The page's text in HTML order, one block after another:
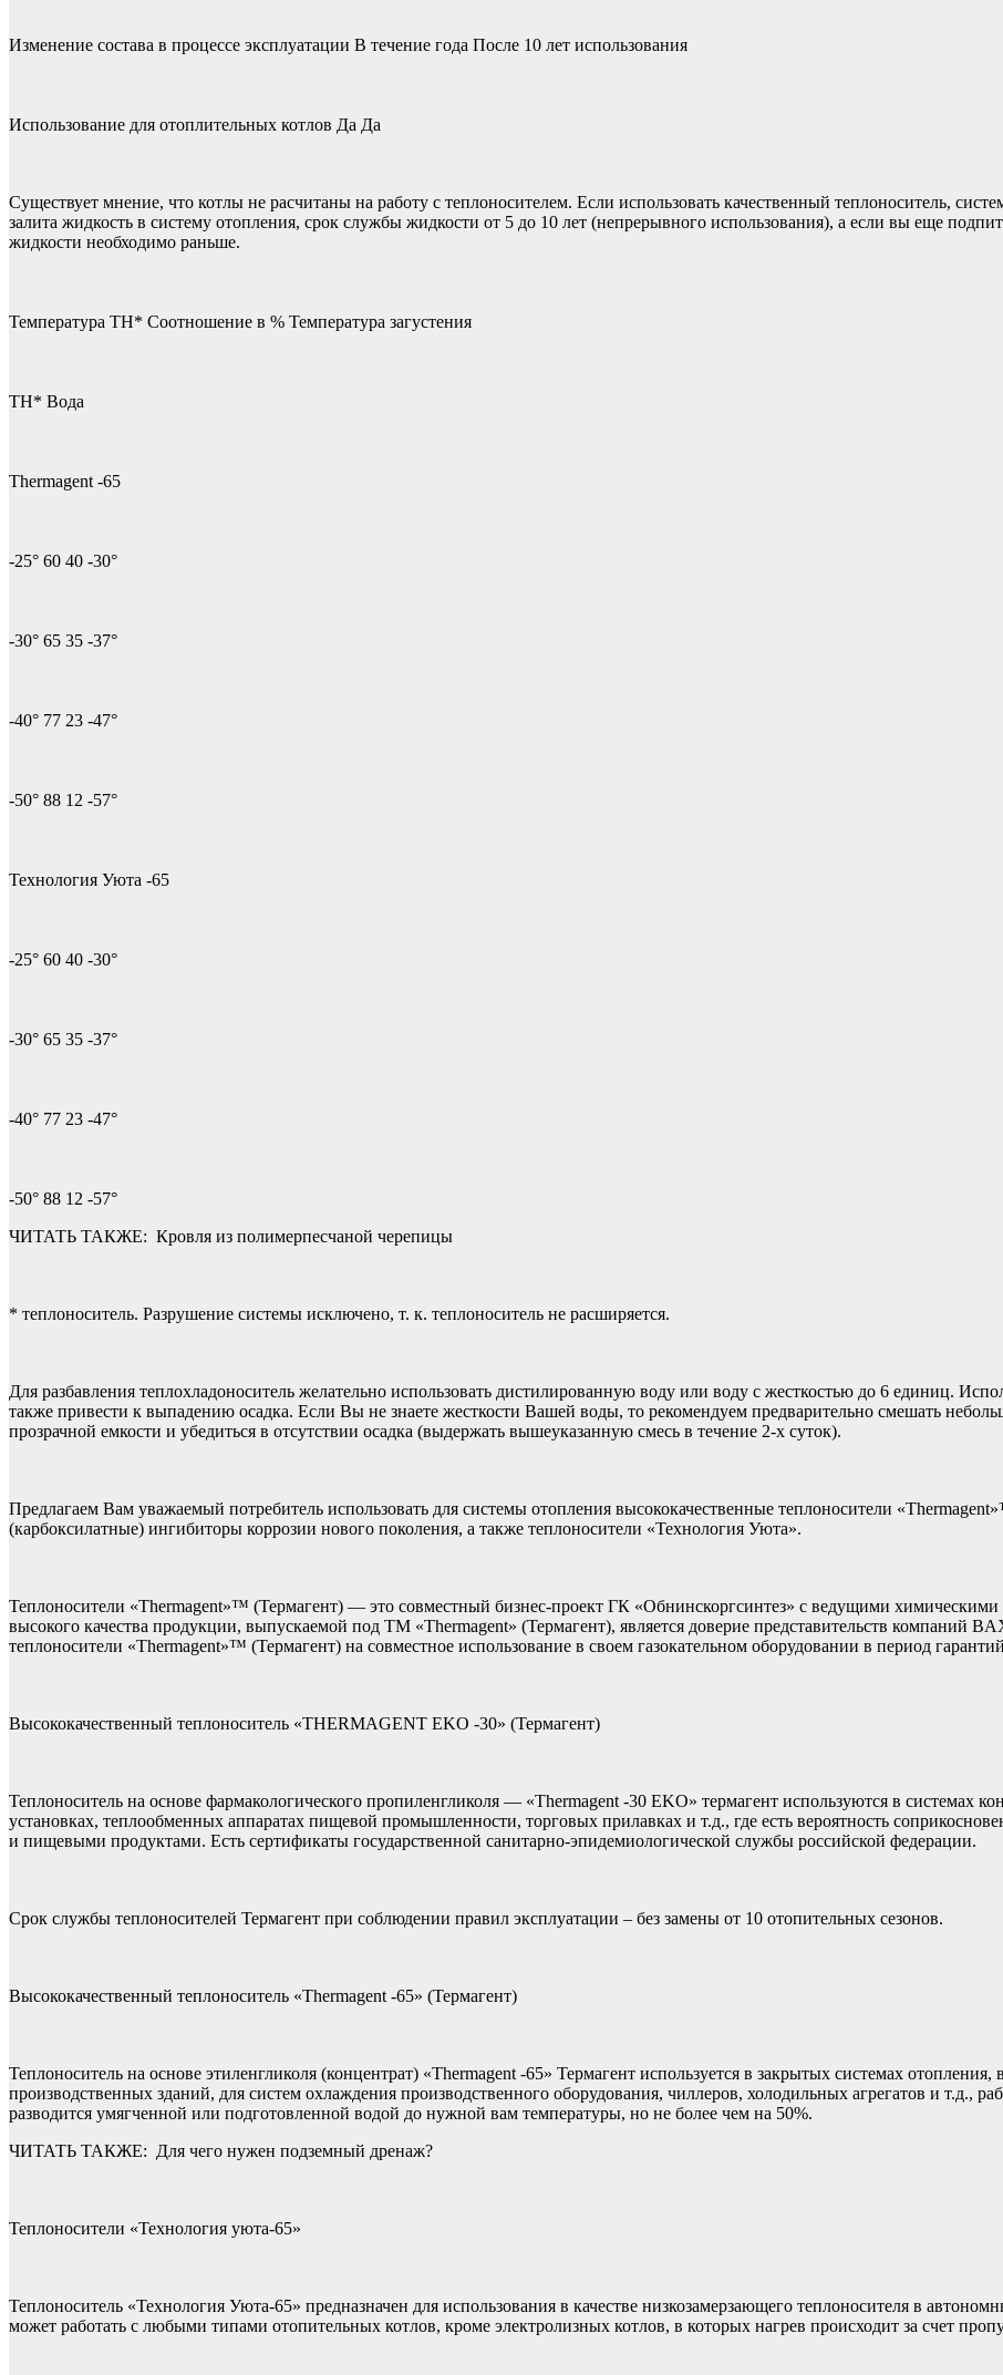
Изменение состава в процессе эксплуатации В течение года После 10 лет использования
Использование для отоплительных котлов Да Да
Существует мнение, что котлы не расчитаны на работу с теплоносителем. Если использовать качественный теплоноситель,
залита жидкость в систему отопления, срок службы жидкости от 5 до 10 лет (непрерывного использования), а если вы еще
жидкости необходимо раньше.
Температура ТН* Соотношение в % Температура загустения
ТН* Вода
Thermagent -65
-25° 60 40 -30°
-30° 65 35 -37°
-40° 77 23 -47°
-50° 88 12 -57°
Технология Уюта -65
-25° 60 40 -30°
-30° 65 35 -37°
-40° 77 23 -47°
-50° 88 12 -57°
ЧИТАТЬ ТАКЖЕ: Кровля из полимерпесчаной черепицы
* теплоноситель. Разрушение системы исключено, т. к. теплоноситель не расширяется.
Для разбавления теплохладоноситель желательно использовать дистилированную воду или воду с жесткостью до 6 единиц.
также привести к выпадению осадка. Если Вы не знаете жесткости Вашей воды, то рекомендуем предварительно смешать
прозрачной емкости и убедиться в отсутствии осадка (выдержать вышеуказанную смесь в течение 2-х суток).
Предлагаем Вам уважаемый потребитель использовать для системы отопления высококачественные теплоносители
(карбоксилатные) ингибиторы коррозии нового поколения, а также теплоносители «Технология Уюта».
Теплоносители «Thermagent»™ (Термагент) — это совместный бизнес-проект ГК «Обнинскоргсинтез» с ведущими
высокого качества продукции, выпускаемой под ТМ «Thermagent» (Термагент), является доверие представительств компаний
теплоносители «Thermagent»™ (Термагент) на совместное использование в своем газокательном оборудовании в период
Высококачественный теплоноситель «THERMAGENT EKO -30» (Термагент)
Теплоноситель на основе фармакологического пропиленгликоля — «Thermagent -30 EKO» термагент используются в системах
установках, теплообменных аппаратах пищевой промышленности, торговых прилавках и т.д., где есть вероятность
и пищевыми продуктами. Есть сертификаты государственной санитарно-эпидемиологической службы российской федерации.
Срок службы теплоносителей Термагент при соблюдении правил эксплуатации – без замены от 10 отопительных сезонов.
Высококачественный теплоноситель «Thermagent -65» (Термагент)
Теплоноситель на основе этиленгликоля (концентрат) «Thermagent -65» Термагент используется в закрытых системах
производственных зданий, для систем охлаждения производственного оборудования, чиллеров, холодильных агрегатов и т.д.,
разводится умягченной или подготовленной водой до нужной вам температуры, но не более чем на 50%.
ЧИТАТЬ ТАКЖЕ: Для чего нужен подземный дренаж?
Теплоносители «Технология уюта-65»
Теплоноситель «Технология Уюта-65» предназначен для использования в качестве низкозамерзающего теплоносителя в
может работать с любыми типами отопительных котлов, кроме электролизных котлов, в которых нагрев происходит за счет